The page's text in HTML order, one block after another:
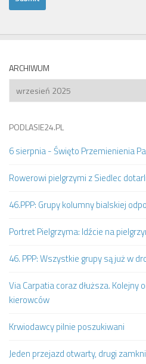
ARCHIWUM
Archiwum
PODLASIE24.PL
6 sierpnia - Święto Przemienienia
Rowerowi pielgrzymi z Siedlec
46.PPP: Grupy kolumny bialskiej
Portret Pielgrzyma: Idźcie na
46. PPP: Wszystkie grupy są już w
Via Carpatia coraz dłuższa. Kolejny
kierowców
Krwiodawcy pilnie poszukiwani
Jeden przejazd otwarty, drugi